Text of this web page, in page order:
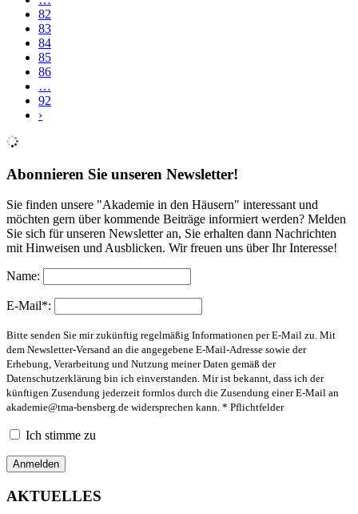
82
83
84
85
86
…
92
›
Abonnieren Sie unseren Newsletter!
Sie finden unsere "Akademie in den Häusern" interessant und
möchten gern über kommende Beiträge informiert werden? Melden
Sie sich für unseren Newsletter an, Sie erhalten dann Nachrichten
mit Hinweisen und Ausblicken. Wir freuen uns über Ihr Interesse!
Name:
E-Mail*:
Bitte senden Sie mir zukünftig regelmäßig Informationen per E-Mail zu. Mit
dem Newsletter-Versand an die angegebene E-Mail-Adresse sowie der
Erhebung, Verarbeitung und Nutzung meiner Daten gemäß der
Datenschutzerklärung bin ich einverstanden. Mir ist bekannt, dass ich der
künftigen Zusendung jederzeit formlos durch die Zusendung einer E-Mail an
akademie@tma-bensberg.de widersprechen kann. * Pflichtfelder
Ich stimme zu
AKTUELLES